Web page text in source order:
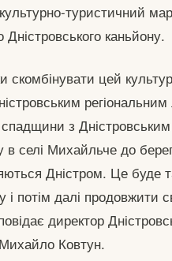
туристичний
Дністровського каньйону.
скомбінувати цей
спадщини з
в селі Михайльче до
Дністром. Це буде
і потім далі продовжити
директор
Михайло Ковтун.